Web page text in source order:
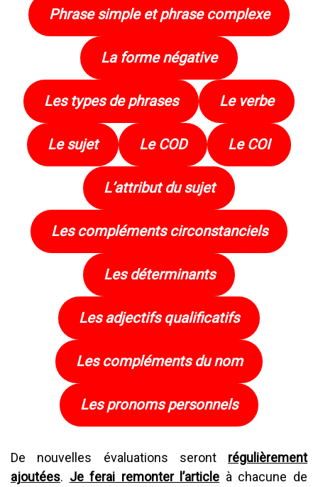
Phrase simple et phrase complexe
La forme négative
Les types de phrases Le verbe
Le sujet Le COD Le COI
L’attribut du sujet
Les compléments circonstanciels
Les déterminants
Les adjectifs qualificatifs
Les compléments du nom
Les pronoms personnels
De nouvelles évaluations seront régulièrement
ajoutées. Je ferai remonter l’article à chacune de